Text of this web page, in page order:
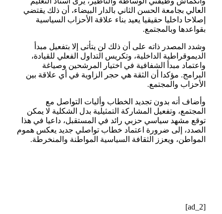
العالي بجامعة الحسن الثاني بالدار البيضاء، أن ذلك يقتضي
إصلاحا داخليا حقيقيا يعيد بناء علاقة الأحزاب السياسية
بقواعدها وبالمجتمع.
وشدد المصدر ذاته على أن ذلك لن يتأتى إلا بتفعيل مبدأ
الديموقراطية الداخلية، وتكريس التداول الفعلي للقيادة،
واعتماد مبدأ الشفافية في اختيار المرشحين وصياغة
البرامج. مؤكدا أن الثقة هي حجر الزاوية في أي علاقة بين
الأحزاب والمجتمع.
وأضاف أنه بدون تجديد الخطاب وأليات التواصل مع
المجتمع، وتفعيل المشاركة التمثيلية بدل الشكلية لا يمكن
توقع مشهد سياسي حزبي رائد في المستقبل، داعيا في هذا
الصدد، إلى ضرورة اعتماد خطاب تواصلي جديد يعكس هموم
المواطن، ويعزز الثقافة السياسية المواطنة والمنخرطة.